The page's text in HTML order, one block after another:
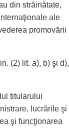
din străinătate,
ale
promovării
(2) lit. a), b) şi d),
titularului
lucrările şi
şi funcţionarea